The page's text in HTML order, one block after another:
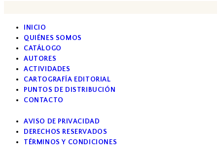
INICIO
QUIÉNES SOMOS
CATÁLOGO
AUTORES
ACTIVIDADES
CARTOGRAFÍA EDITORIAL
PUNTOS DE DISTRIBUCIÓN
CONTACTO
AVISO DE PRIVACIDAD
DERECHOS RESERVADOS
TÉRMINOS Y CONDICIONES